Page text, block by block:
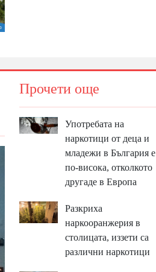
Прочети още
Употребата на
наркотици от деца и
младежи в България е
по-висока, отколкото
другаде в Европа
Разкриха
наркооранжерия в
столицата, иззети са
различни наркотици